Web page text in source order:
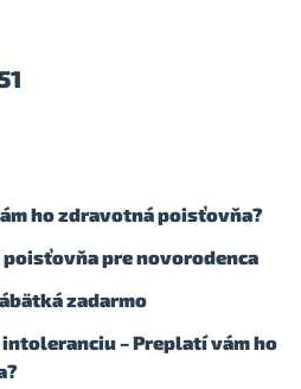
ho zdravotná poisťovňa?
pre novorodenca
zadarmo
– Preplatí vám ho